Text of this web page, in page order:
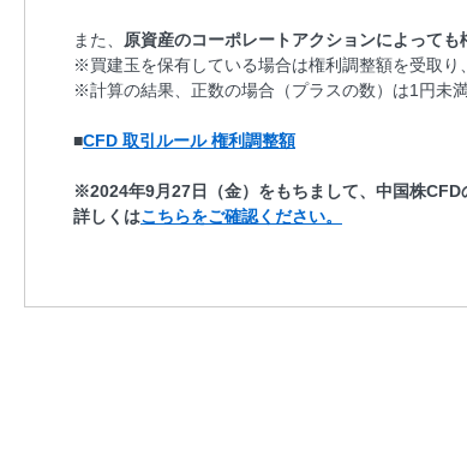
また、
原資産のコーポレートアクションによっても
※買建玉を保有している場合は権利調整額を受取り
※計算の結果、正数の場合（プラスの数）は1円未
■CFD 取引ルール 権利調整額
※2024年9月27日（金）をもちまして、中国株CFD
詳しくはこちらをご確認ください。